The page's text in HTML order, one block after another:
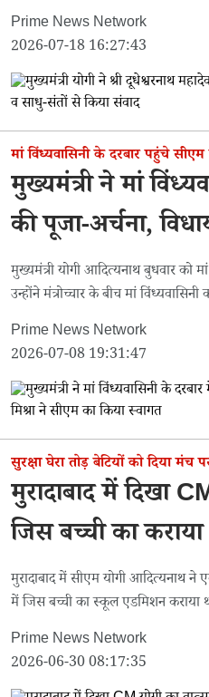
Prime News Network
2026-07-18 16:27:43
मां विंध्यवासिनी के दरबार पहुंचे सीएम
मुख्यमंत्री ने मां
की पूजा-अर्चना,
सीएम का किया
मुख्यमंत्री योगी आदित्यनाथ बुधवार को
उन्होंने मंत्रोच्चार के बीच मां
Prime News Network
2026-07-08 19:31:47
सुरक्षा घेरा तोड़ बेटियों को दिया मंच
मुरादाबाद में दिखा
जिस बच्ची का
के हाथों कराया ''श्री
लोकार्पण
मुरादाबाद में सीएम योगी आदित्यनाथ
में जिस बच्ची का स्कूल एडमिशन कराया
उद्घाटन करवाया।
Prime News Network
2026-06-30 08:17:35